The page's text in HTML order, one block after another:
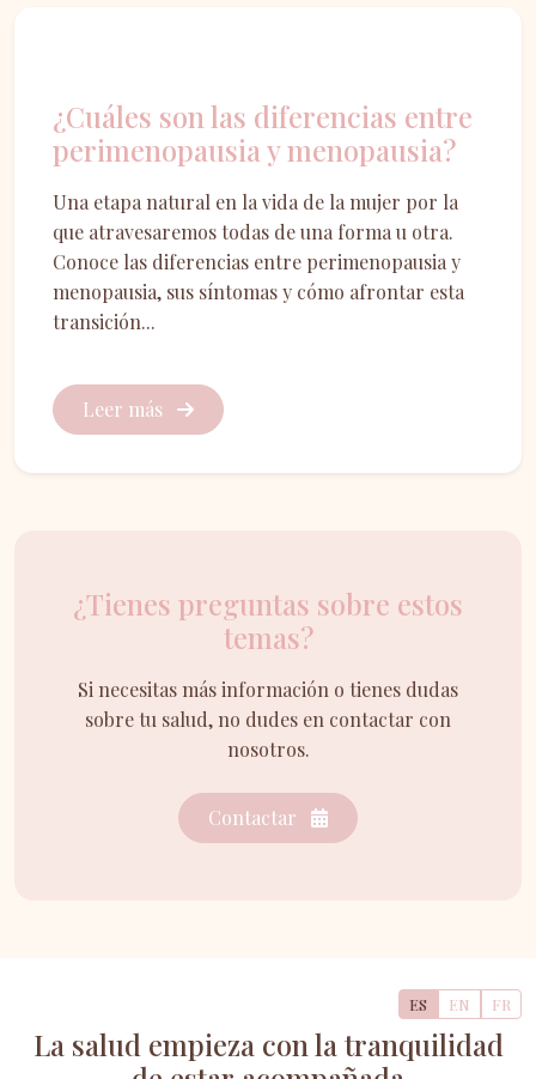
¿Cuáles son las diferencias entre
perimenopausia y menopausia?
Una etapa natural en la vida de la mujer por la
que atravesaremos todas de una forma u otra.
Conoce las diferencias entre perimenopausia y
menopausia, sus síntomas y cómo afrontar esta
transición...
Leer más
¿Tienes preguntas sobre estos
temas?
Si necesitas más información o tienes dudas
sobre tu salud, no dudes en contactar con
nosotros.
Contactar
ES EN FR
La salud empieza con la tranquilidad